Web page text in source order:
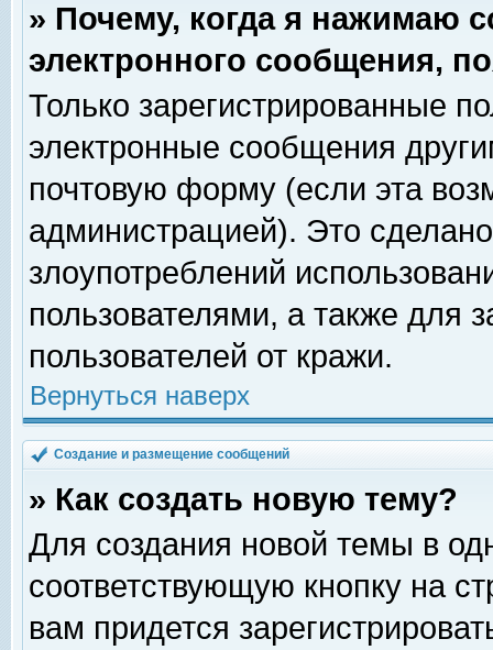
» Почему, когда я нажимаю
электронного сообщения,
Только зарегистрированные
электронные сообщения
почтовую форму (если эта
администрацией). Это
злоупотреблений
пользователями, а также для
пользователей от кражи.
Вернуться наверх
Создание и размещение сообщений
» Как создать новую тему?
Для создания новой темы в
соответствующую кнопку на
вам придется